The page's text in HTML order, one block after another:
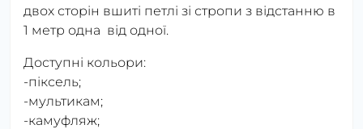
двох сторін вшиті петлі зі стропи з відстанню в
1 метр одна від одної.
Доступні кольори:
-піксель;
-мультикам;
-камуфляж;